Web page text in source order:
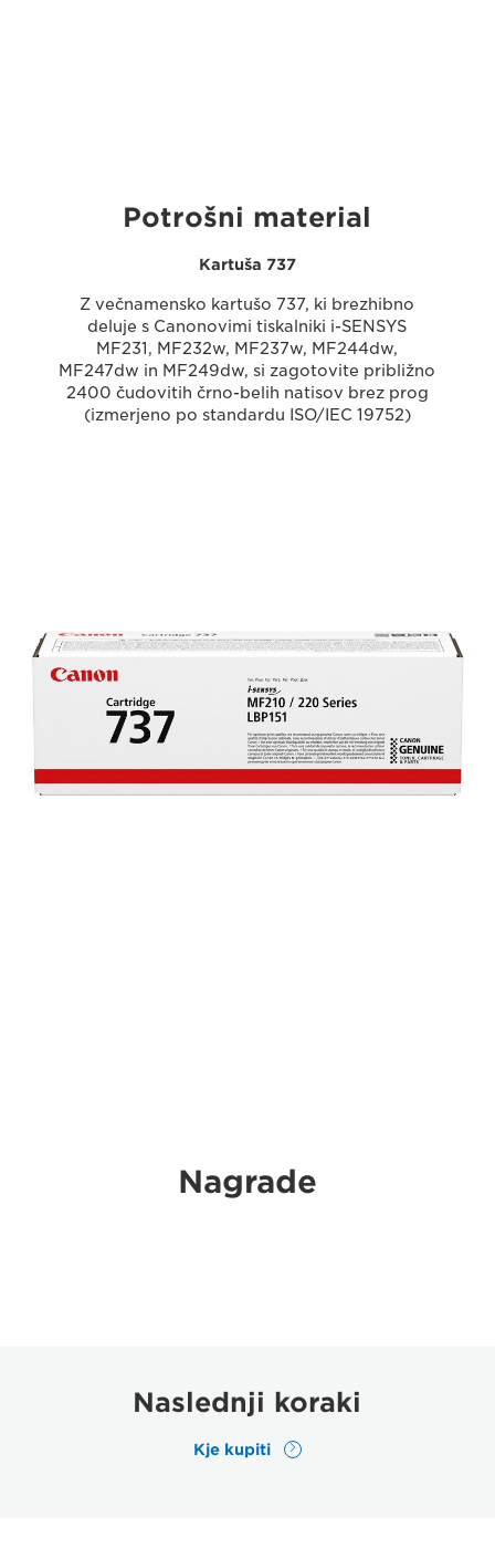
Potrošni material
Kartuša 737
Z večnamensko kartušo 737, ki brezhibno
deluje s Canonovimi tiskalniki i-SENSYS
MF231, MF232w, MF237w, MF244dw,
MF247dw in MF249dw, si zagotovite približno
2400 čudovitih črno-belih natisov brez prog
(izmerjeno po standardu ISO/IEC 19752)
Nagrade
Naslednji koraki
Kje kupiti